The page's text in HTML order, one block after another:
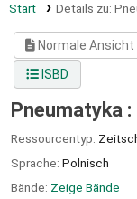
Start Details zu:
Normale Ansicht
ISBD
Pneumatyka
Ressourcentyp:
Sprache: Polnisch
Bände: Zeige Bände